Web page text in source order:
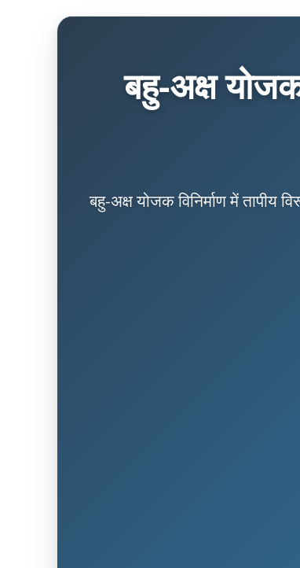
बहु-अक्ष
बहु-अक्ष योजक विनिर्माण में